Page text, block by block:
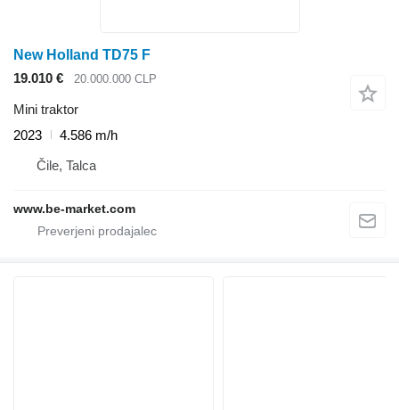
New Holland TD75 F
19.010 €
20.000.000 CLP
Mini traktor
2023
4.586 m/h
Čile, Talca
www.be-market.com